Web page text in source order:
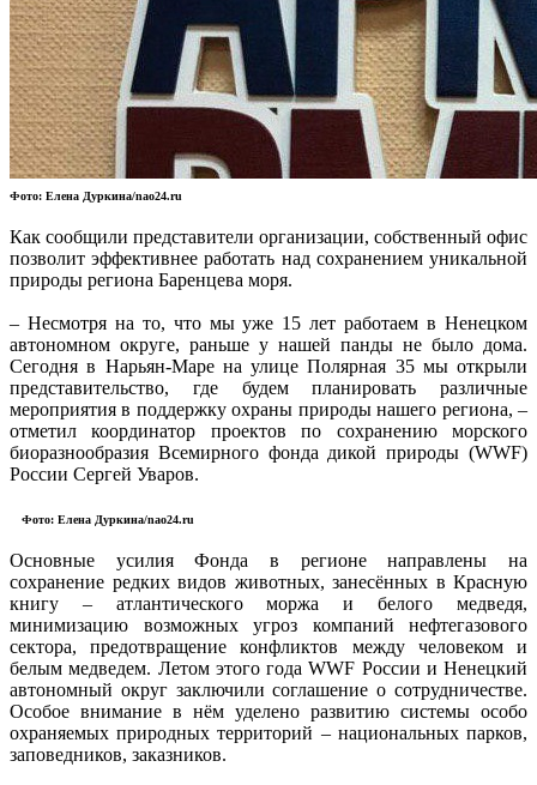
Фото: Елена Дуркина/nao24.ru
Как сообщили представители организации, собственный офис
позволит эффективнее работать над сохранением уникальной
природы региона Баренцева моря.
– Несмотря на то, что мы уже 15 лет работаем в Ненецком
автономном округе, раньше у нашей панды не было дома.
Сегодня в Нарьян-Маре на улице Полярная 35 мы открыли
представительство, где будем планировать различные
мероприятия в поддержку охраны природы нашего региона, –
отметил координатор проектов по сохранению морского
биоразнообразия Всемирного фонда дикой природы (WWF)
России Сергей Уваров.
Фото: Елена Дуркина/nao24.ru
Основные усилия Фонда в регионе направлены на
сохранение редких видов животных, занесённых в Красную
книгу – атлантического моржа и белого медведя,
минимизацию возможных угроз компаний нефтегазового
сектора, предотвращение конфликтов между человеком и
белым медведем. Летом этого года WWF России и Ненецкий
автономный округ заключили соглашение о сотрудничестве.
Особое внимание в нём уделено развитию системы особо
охраняемых природных территорий – национальных парков,
заповедников, заказников.